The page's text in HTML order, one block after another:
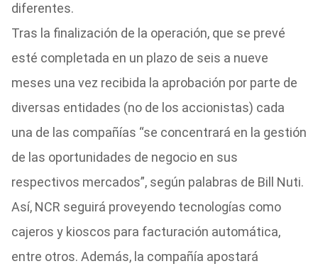
diferentes.
Tras la finalización de la operación, que se prevé
esté completada en un plazo de seis a nueve
meses una vez recibida la aprobación por parte de
diversas entidades (no de los accionistas) cada
una de las compañías “se concentrará en la gestión
de las oportunidades de negocio en sus
respectivos mercados”, según palabras de Bill Nuti.
Así, NCR seguirá proveyendo tecnologías como
cajeros y kioscos para facturación automática,
entre otros. Además, la compañía apostará